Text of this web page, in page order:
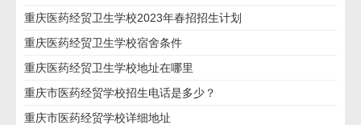
重庆医药经贸卫生学校2023年春招招生计划
重庆医药经贸卫生学校宿舍条件
重庆医药经贸卫生学校地址在哪里
重庆市医药经贸学校招生电话是多少？
重庆市医药经贸学校详细地址